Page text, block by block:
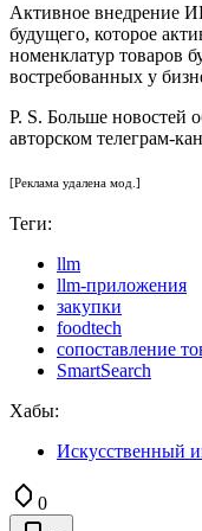
Активное внедрение
будущего, которое
номенклатур товаров
востребованных у
P. S. Больше
авторском телеграм-
[Реклама удалена мод.]
Теги:
llm
llm-приложения
закупки
foodtech
сопоставление
SmartSearch
Хабы:
Искусственный
0